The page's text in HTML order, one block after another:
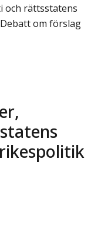
och rättsstatens
om förslag